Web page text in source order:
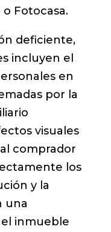
Fotocasa.
deficiente,
incluyen el
en
por la
visuales
comprador
los
y la
una
inmueble